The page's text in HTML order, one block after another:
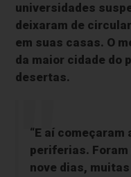
universidades
deixaram de
em suas casas. O
da maior cidade do
desertas.
“E aí começaram
periferias. Foram
nove dias,